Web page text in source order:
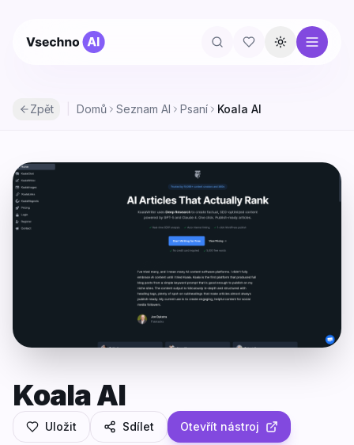
Přepnout
Zpět Domů Seznam AI Psaní Koala AI
Koala AI
Uložit Sdílet Otevřít nástroj